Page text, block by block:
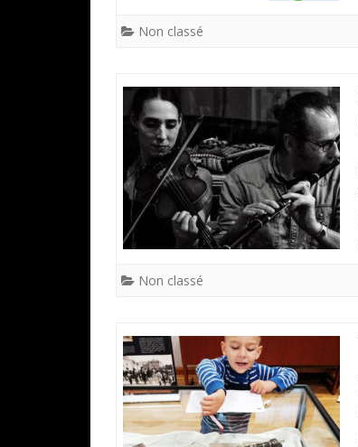
Non classé
Non classé